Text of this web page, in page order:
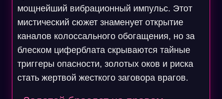
мощнейший вибрационный импульс. Этот
мистический сюжет знаменует открытие
каналов колоссального обогащения, но за
блеском циферблата скрываются тайные
триггеры опасности, золотых оков и риска
стать жертвой жесткого заговора врагов.